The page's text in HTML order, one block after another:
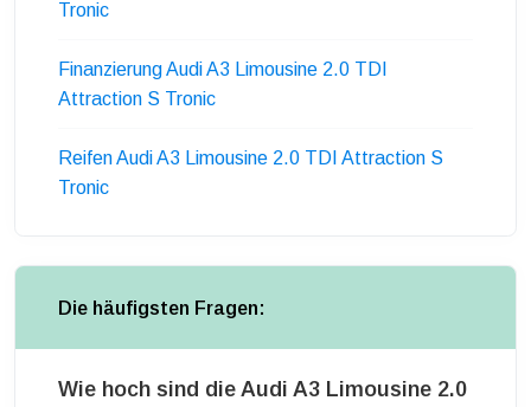
Tronic
Finanzierung Audi A3 Limousine 2.0 TDI
Attraction S Tronic
Reifen Audi A3 Limousine 2.0 TDI Attraction S
Tronic
Die häufigsten Fragen:
Wie hoch sind die Audi A3 Limousine 2.0